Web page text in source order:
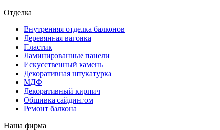
Отделка
Внутренняя отделка балконов
Деревянная вагонка
Пластик
Ламинированные панели
Искусственный камень
Декоративная штукатурка
МДФ
Декоративный кирпич
Обшивка сайдингом
Ремонт балкона
Наша фирма